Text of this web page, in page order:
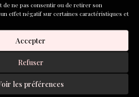
de ne pas consentir ou de retirer son
effet négatif sur certaines caractéristiques et
Accepter
Refuser
les préférences